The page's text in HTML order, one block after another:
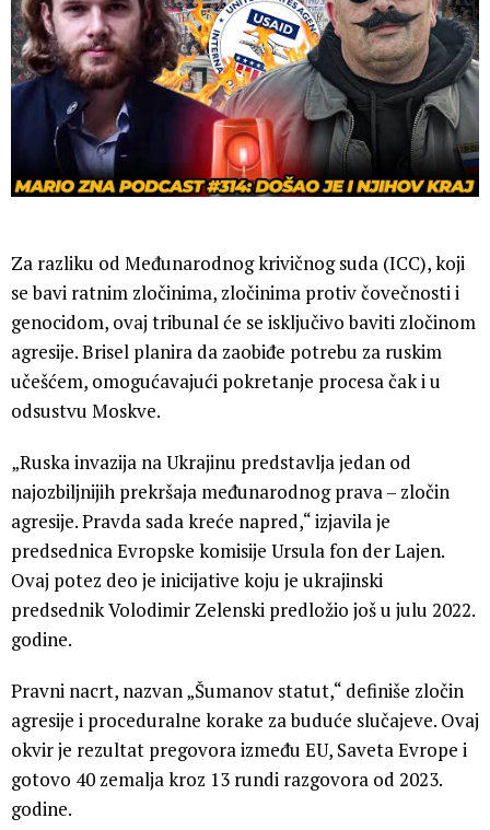
Za razliku od Međunarodnog krivičnog suda (ICC), koji
se bavi ratnim zločinima, zločinima protiv čovečnosti i
genocidom, ovaj tribunal će se isključivo baviti zločinom
agresije. Brisel planira da zaobiđe potrebu za ruskim
učešćem, omogućavajući pokretanje procesa čak i u
odsustvu Moskve.
„Ruska invazija na Ukrajinu predstavlja jedan od
najozbiljnijih prekršaja međunarodnog prava – zločin
agresije. Pravda sada kreće napred,“ izjavila je
predsednica Evropske komisije Ursula fon der Lajen.
Ovaj potez deo je inicijative koju je ukrajinski
predsednik Volodimir Zelenski predložio još u julu 2022.
godine.
Pravni nacrt, nazvan „Šumanov statut,“ definiše zločin
agresije i proceduralne korake za buduće slučajeve. Ovaj
okvir je rezultat pregovora između EU, Saveta Evrope i
gotovo 40 zemalja kroz 13 rundi razgovora od 2023.
godine.